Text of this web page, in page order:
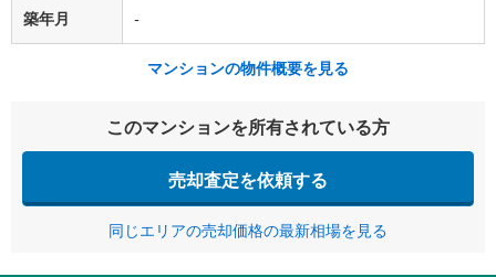
築年月 -
マンションの物件概要を見る
このマンションを所有されている方
売却査定を依頼する
同じエリアの売却価格の最新相場を見る